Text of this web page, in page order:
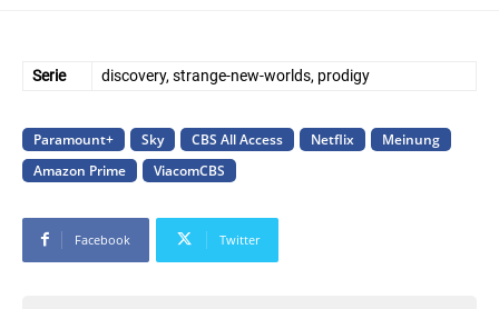
Serie discovery, strange-new-worlds, prodigy
Paramount+ Sky CBS All Access Netflix
Meinung
Amazon Prime
ViacomCBS
Facebook Twitter